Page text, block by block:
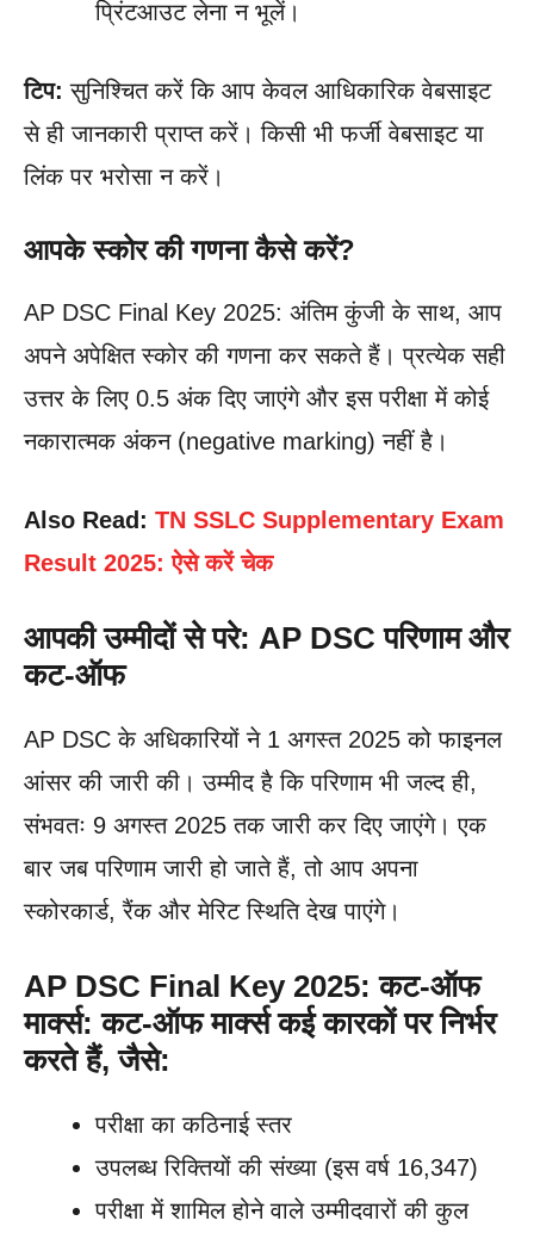
प्रिंटआउट लेना न भूलें।
टिप: सुनिश्चित करें कि आप केवल आधिकारिक वेबसाइट
से ही जानकारी प्राप्त करें। किसी भी फर्जी वेबसाइट या
लिंक पर भरोसा न करें।
आपके स्कोर की गणना कैसे करें?
AP DSC Final Key 2025: अंतिम कुंजी के साथ, आप
अपने अपेक्षित स्कोर की गणना कर सकते हैं। प्रत्येक सही
उत्तर के लिए 0.5 अंक दिए जाएंगे और इस परीक्षा में कोई
नकारात्मक अंकन (negative marking) नहीं है।
Also Read: TN SSLC Supplementary Exam
Result 2025: ऐसे करें चेक
आपकी उम्मीदों से परे: AP DSC परिणाम और
कट-ऑफ
AP DSC के अधिकारियों ने 1 अगस्त 2025 को फाइनल
आंसर की जारी की। उम्मीद है कि परिणाम भी जल्द ही,
संभवतः 9 अगस्त 2025 तक जारी कर दिए जाएंगे। एक
बार जब परिणाम जारी हो जाते हैं, तो आप अपना
स्कोरकार्ड, रैंक और मेरिट स्थिति देख पाएंगे।
AP DSC Final Key 2025: कट-ऑफ
मार्क्स: कट-ऑफ मार्क्स कई कारकों पर निर्भर
करते हैं, जैसे:
परीक्षा का कठिनाई स्तर
उपलब्ध रिक्तियों की संख्या (इस वर्ष 16,347)
परीक्षा में शामिल होने वाले उम्मीदवारों की कुल